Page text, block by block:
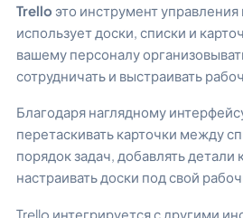
Trello это инструмент
использует доски, списки и
вашему персоналу
сотрудничать и выстраивать
Благодаря наглядному
перетаскивать карточки между
порядок задач, добавлять детали
настраивать доски под свой
Trello интегрируется с другими